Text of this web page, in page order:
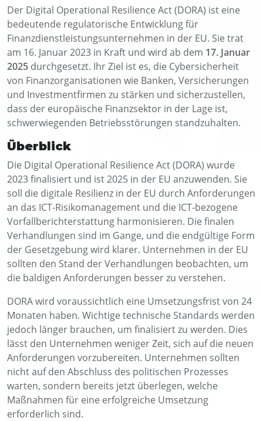
Der Digital Operational Resilience Act (DORA) ist eine
bedeutende regulatorische Entwicklung für
Finanzdienstleistungsunternehmen in der EU. Sie trat
am 16. Januar 2023 in Kraft und wird ab dem 17. Januar
2025 durchgesetzt. Ihr Ziel ist es, die Cybersicherheit
von Finanzorganisationen wie Banken, Versicherungen
und Investmentfirmen zu stärken und sicherzustellen,
dass der europäische Finanzsektor in der Lage ist,
schwerwiegenden Betriebsstörungen standzuhalten.
Überblick
Die Digital Operational Resilience Act (DORA) wurde
2023 finalisiert und ist 2025 in der EU anzuwenden. Sie
soll die digitale Resilienz in der EU durch Anforderungen
an das ICT-Risikomanagement und die ICT-bezogene
Vorfallberichterstattung harmonisieren. Die finalen
Verhandlungen sind im Gange, und die endgültige Form
der Gesetzgebung wird klarer. Unternehmen in der EU
sollten den Stand der Verhandlungen beobachten, um
die baldigen Anforderungen besser zu verstehen.
DORA wird voraussichtlich eine Umsetzungsfrist von 24
Monaten haben. Wichtige technische Standards werden
jedoch länger brauchen, um finalisiert zu werden. Dies
lässt den Unternehmen weniger Zeit, sich auf die neuen
Anforderungen vorzubereiten. Unternehmen sollten
nicht auf den Abschluss des politischen Prozesses
warten, sondern bereits jetzt überlegen, welche
Maßnahmen für eine erfolgreiche Umsetzung
erforderlich sind.